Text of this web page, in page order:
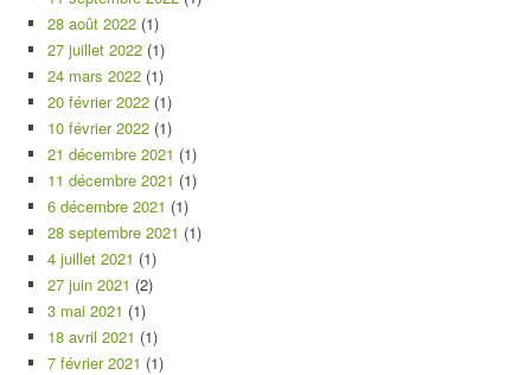
28 août 2022 (1)
27 juillet 2022 (1)
24 mars 2022 (1)
20 février 2022 (1)
10 février 2022 (1)
21 décembre 2021 (1)
11 décembre 2021 (1)
6 décembre 2021 (1)
28 septembre 2021 (1)
4 juillet 2021 (1)
27 juin 2021 (2)
3 mai 2021 (1)
18 avril 2021 (1)
7 février 2021 (1)